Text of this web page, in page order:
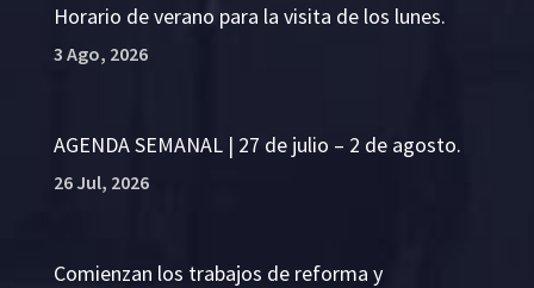
Horario de verano para la visita de los lunes.
3 Ago, 2026
AGENDA SEMANAL | 27 de julio – 2 de agosto.
26 Jul, 2026
Comienzan los trabajos de reforma y